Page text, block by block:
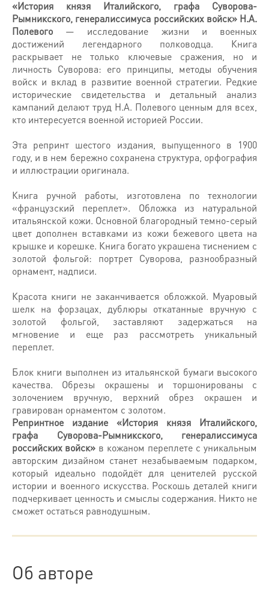
«История князя Италийского, графа Суворова-
Рымникского, генералиссимуса российских войск» Н.А.
Полевого — исследование жизни и военных
достижений легендарного полководца. Книга
раскрывает не только ключевые сражения, но и
личность Суворова: его принципы, методы обучения
войск и вклад в развитие военной стратегии. Редкие
исторические свидетельства и детальный анализ
кампаний делают труд Н.А. Полевого ценным для всех,
кто интересуется военной историей России.
Эта репринт шестого издания, выпущенного в 1900
году, и в нем бережно сохранена структура, орфография
и иллюстрации оригинала.
Книга ручной работы, изготовлена по технологии
«французский переплет». Обложка из натуральной
итальянской кожи. Основной благородный темно-серый
цвет дополнен вставками из кожи бежевого цвета на
крышке и корешке. Книга богато украшена тиснением с
золотой фольгой: портрет Суворова, разнообразный
орнамент, надписи.
Красота книги не заканчивается обложкой. Муаровый
шелк на форзацах, дублюры откатанные вручную с
золотой фольгой, заставляют задержаться на
мгновение и еще раз рассмотреть уникальный
переплет.
Блок книги выполнен из итальянской бумаги высокого
качества. Обрезы окрашены и торшонированы с
золочением вручную, верхний обрез окрашен и
гравирован орнаментом с золотом.
Репринтное издание «История князя Италийского,
графа Суворова-Рымникского, генералиссимуса
российских войск» в кожаном переплете с уникальным
авторским дизайном станет незабываемым подарком,
который идеально подойдёт для ценителей русской
истории и военного искусства. Роскошь деталей книги
подчеркивает ценность и смыслы содержания. Никто не
сможет остаться равнодушным.
Об авторе